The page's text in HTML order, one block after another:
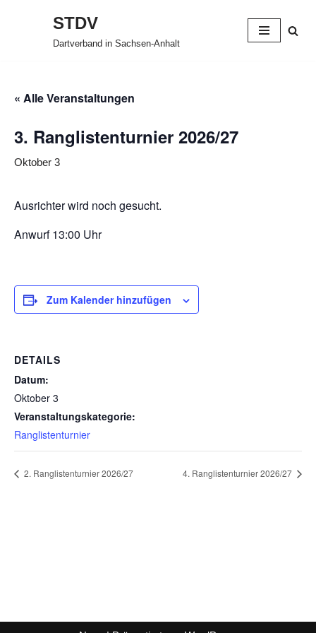
STDV
Dartverband in Sachsen-Anhalt
« Alle Veranstaltungen
3. Ranglistenturnier 2026/27
Oktober 3
Ausrichter wird noch gesucht.
Anwurf 13:00 Uhr
Zum Kalender hinzufügen
DETAILS
Datum:
Oktober 3
Veranstaltungskategorie:
Ranglistenturnier
2. Ranglistenturnier 2026/27 4. Ranglistenturnier 2026/27